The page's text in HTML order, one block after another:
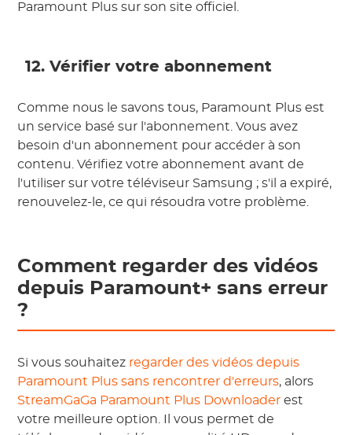
Paramount Plus sur son site officiel.
12. Vérifier votre abonnement
Comme nous le savons tous, Paramount Plus est
un service basé sur l'abonnement. Vous avez
besoin d'un abonnement pour accéder à son
contenu. Vérifiez votre abonnement avant de
l'utiliser sur votre téléviseur Samsung ; s'il a expiré,
renouvelez-le, ce qui résoudra votre problème.
Comment regarder des vidéos
depuis Paramount+ sans erreur
?
Si vous souhaitez regarder des vidéos depuis
Paramount Plus sans rencontrer d'erreurs, alors
StreamGaGa Paramount Plus Downloader est
votre meilleure option. Il vous permet de